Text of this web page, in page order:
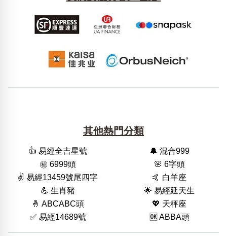
其他熱門分類
👍 易經全吉星號
🔔 混合999
㊙️ 6999頭
🌸 6字頭
✌️ 易經13459號尾四字
🤙 白羊座
💪 生肖豬
🌟 易經延天生
🤞 ABCABC頭
💖 天秤座
✅ 易經14689號
🆗️ ABBA頭